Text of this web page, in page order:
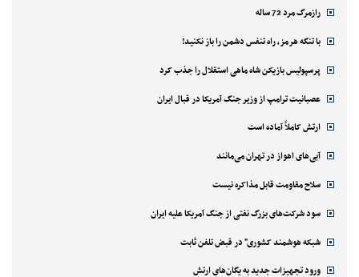
رازمرگ مرد 72 ساله
با تنگه هرمز، راه تنفس دشمن را باز نکنید!
پرسپولیس بازیکن شاه ماهی استقلال را جذب کرد
عصبانیت ترامپ از وزیر جنگ آمریکا در قبال ایران
ارتش کاملاً آماده است
آبی‌های اهواز در تهران می‌مانند
سلاح مقاومت قابل مذاکره نیست
سود شرکت‌های بزرگ نفتی از جنگ آمریکا علیه ایران
شبکه هوشمند کشوری" در قبض تلفن ثابت
ورود تجهیزات جدید به یگان‌های ارتش